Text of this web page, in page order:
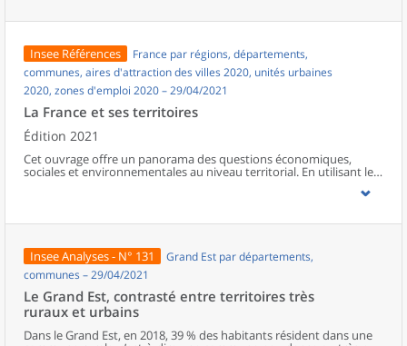
regroupent davantage de personnes pauvres ou à faible revenu,
difficultés s’accentuer. Des activités telles que la restauration,
l’hébergement, le commerce ou encore la culture ont été
durement affectées, et leurs salariés, très présents dans les zones
urbaines et touristiques, pourraient voir leur revenu baisser ou
leur emploi supprimé.Les salariés de l’industrie automobile, de la
métallurgie ou des transports pourraient également connaître de
semblables difficultés. Les ouvriers, nombreux dans la région, ont
été particulièrement concernés par le chômage partiel et les
entreprises. Les non-salariés pourraient également être plus
vulnérables du fait des protections plus limitées qu’offre ce statut.
Insee Références
France par régions, départements,
communes, aires d'attraction des villes 2020, unités urbaines
2020, zones d'emploi 2020 – 29/04/2021
La France et ses territoires
Édition 2021
Cet ouvrage offre un panorama des questions économiques,
sociales et environnementales au niveau territorial. En utilisant les
disparités géographiques en France, sur les forces et faiblesses des
population.
Insee Analyses - N° 131
Grand Est par départements,
communes – 29/04/2021
Le Grand Est, contrasté entre territoires très
ruraux et urbains
Dans le Grand Est, en 2018, 39 % des habitants résident dans une